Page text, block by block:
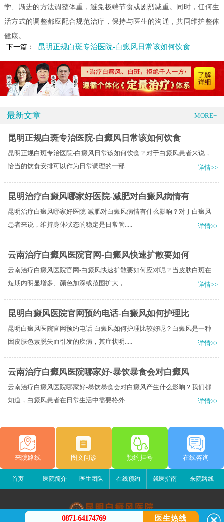
学、渐进的方法调整体重，避免极端节食或剧烈减重。同时，任何生
活方式的调整都应配合规范治疗，保持与医生的沟通，共同维护整体
健康。
下一篇：
昆明正规白斑专治医院-白癜风日常该如何饮食
最新文章 MORE+
昆明正规白斑专治医院-白癜风日常该如何饮食
昆明正规白斑专治医院-白癜风日常该如何饮食？对于白癜风患者来说，
恰当的饮食安排可以作为日常调理的一部.....
详情>>
昆明治疗白癜风哪家好医院-减肥对白癜风病情有
昆明治疗白癜风哪家好医院-减肥对白癜风病情有什么影响？对于白癜风
患者来说，维持身体状态的稳定是日常管.....
详情>>
云南治疗白癜风医院官网-白癜风快速扩散要如何
云南治疗白癜风医院官网-白癜风快速扩散要如何应对呢？当皮肤白斑在
短期内明显增多、颜色加深或范围扩大，.....
详情>>
昆明白癜风医院官网预约电话-白癜风如何护理比
昆明白癜风医院官网预约电话-白癜风如何护理比较好呢？白癜风是一种
因皮肤色素脱失而引发的疾病，其症状明.....
详情>>
云南治疗白癜风医院哪家好-暴饮暴食会对白癜风
云南治疗白癜风医院哪家好-暴饮暴食会对白癜风产生什么影响？我们都
知道，白癜风患者在日常生活中需要格外.....
详情>>
来院路线 图文问诊 预约挂号 在线咨询
首页 医院简介 医生团队 在线预约 就医指南 来院路线
0871-64174769 医生热线